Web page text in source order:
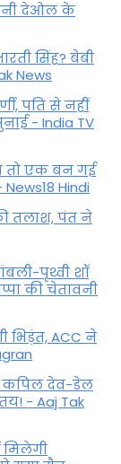
देओल के
सिंह? बेबी
News
पति से नहीं
- India TV
तो एक बन गई
Hindi
तलाश, पंत ने
पृथ्वी शॉ
की चेतावनी
भिड़ंत, ACC ने
कपिल देव-डेल
- Aaj Tak
मिलेगी